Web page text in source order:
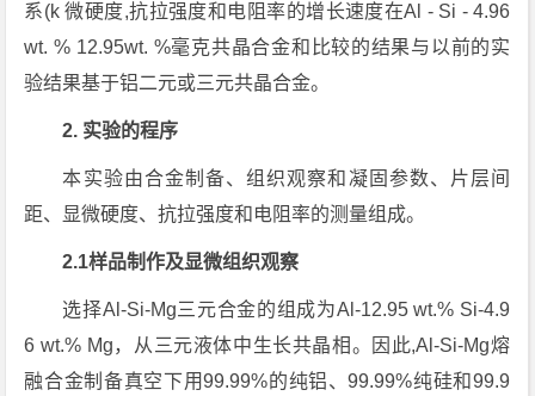
系(k 微硬度,抗拉强度和电阻率的增长速度在Al - Si - 4.96
wt. % 12.95wt. %毫克共晶合金和比较的结果与以前的实
验结果基于铝二元或三元共晶合金。
2. 实验的程序
本实验由合金制备、组织观察和凝固参数、片层间
距、显微硬度、抗拉强度和电阻率的测量组成。
2.1样品制作及显微组织观察
选择Al-Si-Mg三元合金的组成为Al-12.95 wt.% Si-4.9
6 wt.% Mg，从三元液体中生长共晶相。因此,Al-Si-Mg熔
融合金制备真空下用99.99%的纯铝、99.99%纯硅和99.9